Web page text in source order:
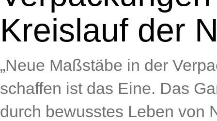
Kreislauf der
„Neue Maßstäbe in der
schaffen ist das Eine. Das
durch bewusstes Leben von